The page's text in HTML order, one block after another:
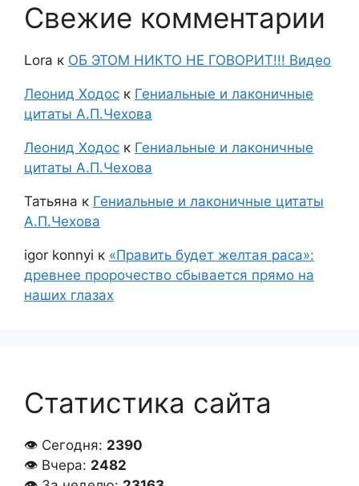
Свежие комментарии
Lora к ОБ ЭТОМ НИКТО НЕ ГОВОРИТ!!! Видео
Леонид Ходос к Гениальные и лаконичные
цитаты А.П.Чехова
Леонид Ходос к Гениальные и лаконичные
цитаты А.П.Чехова
Татьяна к Гениальные и лаконичные цитаты
А.П.Чехова
igor konnyi к «Править будет желтая раса»:
древнее пророчество сбывается прямо на
наших глазах
Статистика сайта
👁 Сегодня: 2390
👁 Вчера: 2482